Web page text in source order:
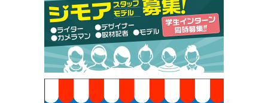
【ジモア限定特典①】まつ毛カール 3,850円→ 2,7
50円（Premiere（プルミエール））
[有効期限]2026年9月30日
焼き餃子 一皿サービス（餃子酒場たっちゃん 西
早稲田店）
[有効期限]2026年9月30日